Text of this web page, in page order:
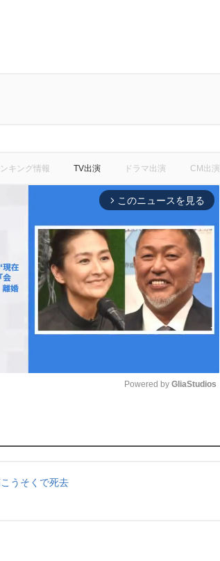
キング情報 TV出演 ドラマ出演 CM出演
arrow_forward_ios このニュースを見る
u
Powered by GliaStudios
うそくで死去